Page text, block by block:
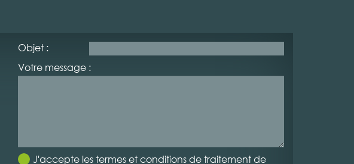
Objet :
Votre message :
J'accepte les termes et conditions de traitement de